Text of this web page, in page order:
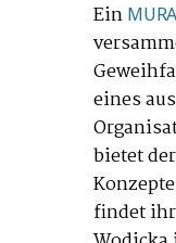
Ein
eines
bietet
findet